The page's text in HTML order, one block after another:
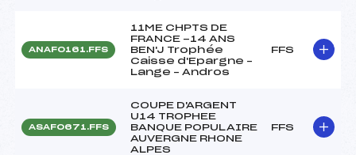
ANAF0161.FFS
11ME CHPTS DE
FRANCE -14 ANS
BEN'J Trophée
Caisse d'Epargne –
Lange – Andros
FFS
ASAF0671.FFS
COUPE D'ARGENT
U14 TROPHEE
BANQUE POPULAIRE
AUVERGNE RHONE
ALPES
FFS